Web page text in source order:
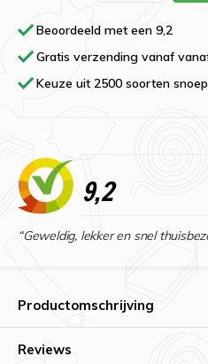
Beoordeeld met een 9,2
Gratis verzending vanaf
Keuze uit 2500 soorten snoep
9,2
“Geweldig, lekker en snel
Productomschrijving
Reviews